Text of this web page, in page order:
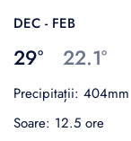
DEC - FEB
29° 22.1°
Precipitații: 404mm
Soare: 12.5 ore